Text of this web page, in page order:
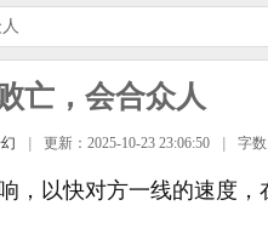
亡，会合众人
更新：2025-10-23 23:06:50 字
以快对方一线的速度，